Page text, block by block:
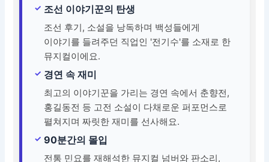
조선 이야기꾼의 탄생
조선 후기, 소설을 낭독하며 백성들에게
이야기를 들려주던 직업인 '전기수'를 소재로 한
뮤지컬이에요.
경연 속 재미
최고의 이야기꾼을 가리는 경연 속에서 춘향전,
홍길동전 등 고전 소설이 다채로운 퍼포먼스로
펼쳐지며 짜릿한 재미를 선사해요.
90분간의 몰입
전통 민요를 재해석한 뮤지컬 넘버와 판소리,